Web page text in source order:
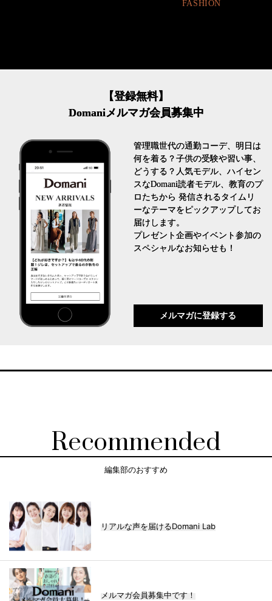
FASHION
【登録無料】
Domaniメルマガ会員募集中
管理職世代の通勤コーデ、明日は
何を着る？子供の受験や習い事、
どうする？人気モデル、ハイセン
スなDomani読者モデル、教育のプ
ロたちから 発信されるタイムリ
ーなテーマをピックアップしてお
届けします。
プレゼント企画やイベント参加の
スペシャルなお知らせも！
メルマガに登録する
Recommended
編集部のおすすめ
リアルな声を届けるDomani Lab
メルマガ会員募集中です！